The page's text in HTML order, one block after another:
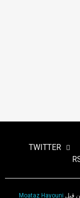
TWITTER
قبل Moataz Hayouni